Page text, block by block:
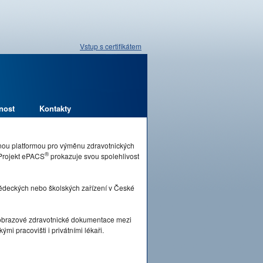
Vstup s certifikátem
Kontakty
platformou pro výměnu zdravotnických
ePACS®prokazuje svou spolehlivost
nebo školských zařízení v České
zdravotnické dokumentace mezi
pracovišti i privátními lékaři.